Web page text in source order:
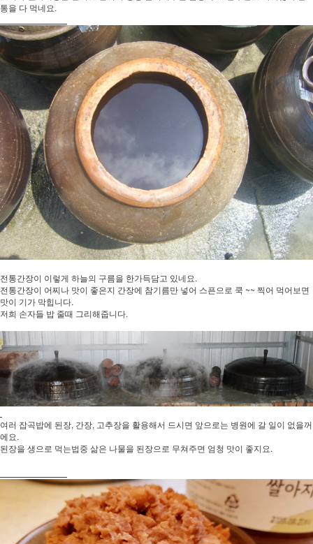
통을 다 먹네요.
전통간장이 이렇게 하늘의 구름을 한가득담고 있네요.
전통간장이 어찌나 맛이 좋은지 간장에 참기름만 넣어 스픈으로 쿡 ~~ 찍어 먹어보면
맛이 기가 막힙니다.
저희 손자들 밥 줄때 그리해줍니다.
여러 잡곡밥에 된장, 간장, 고추장을 활용해서 드시면 앞으로는 병원에 갈 일이 없을꺼
에요.
된장을 생으로 먹는법중 삶은 나물을 된장으로 무쳐주면 엄청 맛이 좋지요.